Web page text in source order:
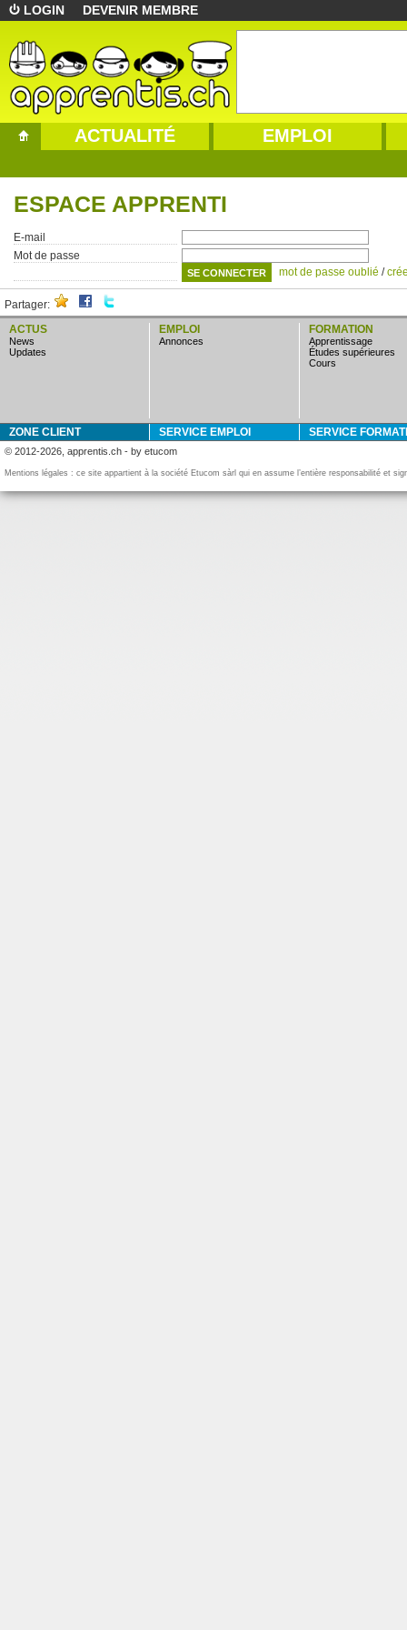
LOGIN DEVENIR MEMBRE
ACTUALITÉ EMPLOI
ESPACE APPRENTI
E-mail
Mot de passe
mot de passe oublié /
Partager:
ACTUS
news
updates
EMPLOI
annonces
FORMATION
apprentissage
études supérieures
cours
ZONE CLIENT SERVICE EMPLOI SERVICE
© 2012-2026, apprentis.ch - by etucom
Mentions légales : ce site appartient à la société Etucom sàrl qui en assume l’entière responsabilité et